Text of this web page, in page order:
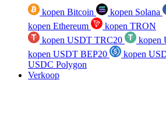
kopen Bitcoin kopen Solana
kopen Ethereum
kopen TRON
kopen USDT TRC20
kopen
kopen USDT BEP20
kopen
USDC Polygon
Verkoop